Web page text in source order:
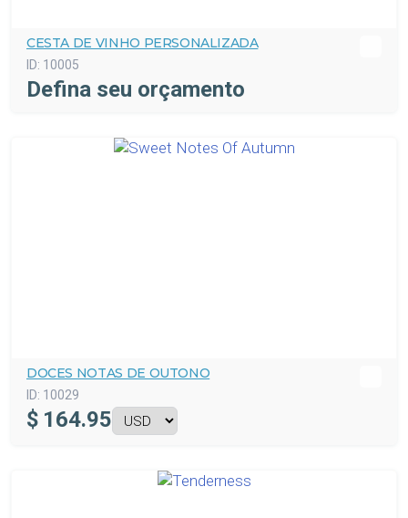
CESTA DE VINHO PERSONALIZADA
ID: 10005
Defina seu orçamento
DOCES NOTAS DE OUTONO
ID: 10029
$ 164.95